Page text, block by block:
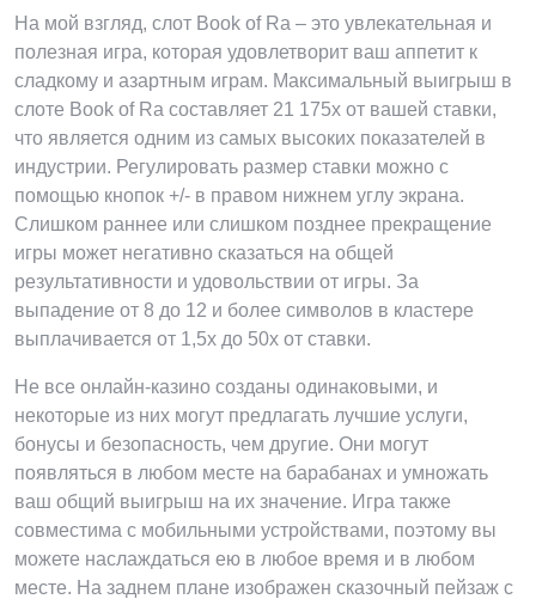
На мой взгляд, слот Book of Ra – это увлекательная и
полезная игра, которая удовлетворит ваш аппетит к
сладкому и азартным играм. Максимальный выигрыш в
слоте Book of Ra составляет 21 175x от вашей ставки,
что является одним из самых высоких показателей в
индустрии. Регулировать размер ставки можно с
помощью кнопок +/- в правом нижнем углу экрана.
Слишком раннее или слишком позднее прекращение
игры может негативно сказаться на общей
результативности и удовольствии от игры. За
выпадение от 8 до 12 и более символов в кластере
выплачивается от 1,5x до 50x от ставки.
Не все онлайн-казино созданы одинаковыми, и
некоторые из них могут предлагать лучшие услуги,
бонусы и безопасность, чем другие. Они могут
появляться в любом месте на барабанах и умножать
ваш общий выигрыш на их значение. Игра также
совместима с мобильными устройствами, поэтому вы
можете наслаждаться ею в любое время и в любом
месте. На заднем плане изображен сказочный пейзаж с